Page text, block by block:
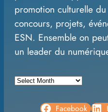
promotion culturelle
concours, projets,
ESN. Ensemble on
un leader du
A
Facebook